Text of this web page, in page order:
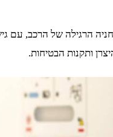
הרגילה של הרכב, עם
ותקנות הבטיחות.